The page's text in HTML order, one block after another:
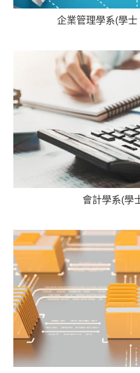
企業管理學系(學
會計學系(學